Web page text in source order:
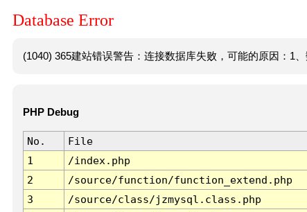
Database Error
(1040) 365建站错误警告：连接数据库失败，可能的原因：1
PHP Debug
No. File
1
/index.php
2
/source/function/function_extend.php
3
/source/class/jzmysql.class.php